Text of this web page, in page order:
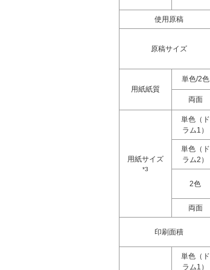
使用原稿
原稿サイズ
用紙紙質
単色/2色
両面
用紙サイズ
*3
単色（ド
ラム1）
単色（ド
ラム2）
2色
両面
印刷面積
単色（ド
ラム1）